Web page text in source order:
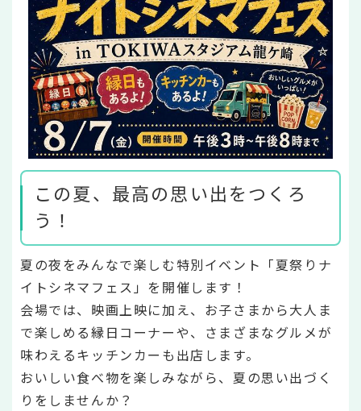
この夏、最高の思い出をつくろ
う！
夏の夜をみんなで楽しむ特別イベント「夏祭りナ
イトシネマフェス」を開催します！
会場では、映画上映に加え、お子さまから大人ま
で楽しめる縁日コーナーや、さまざまなグルメが
味わえるキッチンカーも出店します。
おいしい食べ物を楽しみながら、夏の思い出づく
りをしませんか？